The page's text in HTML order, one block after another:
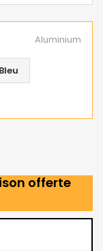
Aluminium
Bleu
offerte